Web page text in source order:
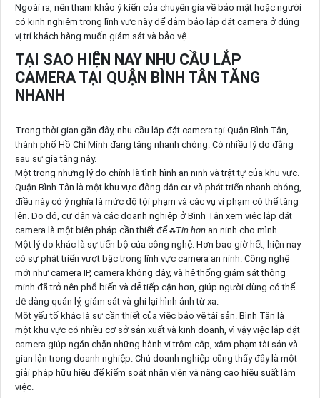
Ngoài ra, nên tham khảo ý kiến của chuyên gia về bảo mật hoặc người
có kinh nghiệm trong lĩnh vực này để đảm bảo lắp đặt camera ở đúng
vị trí khách hàng muốn giám sát và bảo vệ.
TẠI SAO HIỆN NAY NHU CẦU LẮP
CAMERA TẠI QUẬN BÌNH TÂN TĂNG
NHANH
Trong thời gian gần đây, nhu cầu lắp đặt camera tại Quận Bình Tân,
thành phố Hồ Chí Minh đang tăng nhanh chóng. Có nhiều lý do đằng
sau sự gia tăng này.
Một trong những lý do chính là tình hình an ninh và trật tự của khu vực.
Quận Bình Tân là một khu vực đông dân cư và phát triển nhanh chóng,
điều này có ý nghĩa là mức độ tội phạm và các vụ vi phạm có thể tăng
lên. Do đó, cư dân và các doanh nghiệp ở Bình Tân xem việc lắp đặt
camera là một biện pháp cần thiết để ⁂Tin hơnan ninh cho mình.
Một lý do khác là sự tiến bộ của công nghệ. Hơn bao giờ hết, hiện nay
có sự phát triển vượt bậc trong lĩnh vực camera an ninh. Công nghệ
mới như camera IP, camera không dây, và hệ thống giám sát thông
minh đã trở nên phổ biến và dễ tiếp cận hơn, giúp người dùng có thể
dễ dàng quản lý, giám sát và ghi lại hình ảnh từ xa.
Một yếu tố khác là sự cần thiết của việc bảo vệ tài sản. Bình Tân là
một khu vực có nhiều cơ sở sản xuất và kinh doanh, vì vậy việc lắp đặt
camera giúp ngăn chặn những hành vi trộm cắp, xâm phạm tài sản và
gian lận trong doanh nghiệp. Chủ doanh nghiệp cũng thấy đây là một
giải pháp hữu hiệu để kiểm soát nhân viên và nâng cao hiệu suất làm
việc.